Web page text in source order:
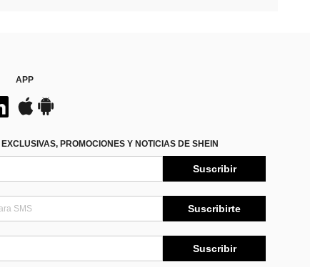
APP
PROMOCIONES Y NOTICIAS DE SHEIN
Suscribir
Suscribirte
Suscribir